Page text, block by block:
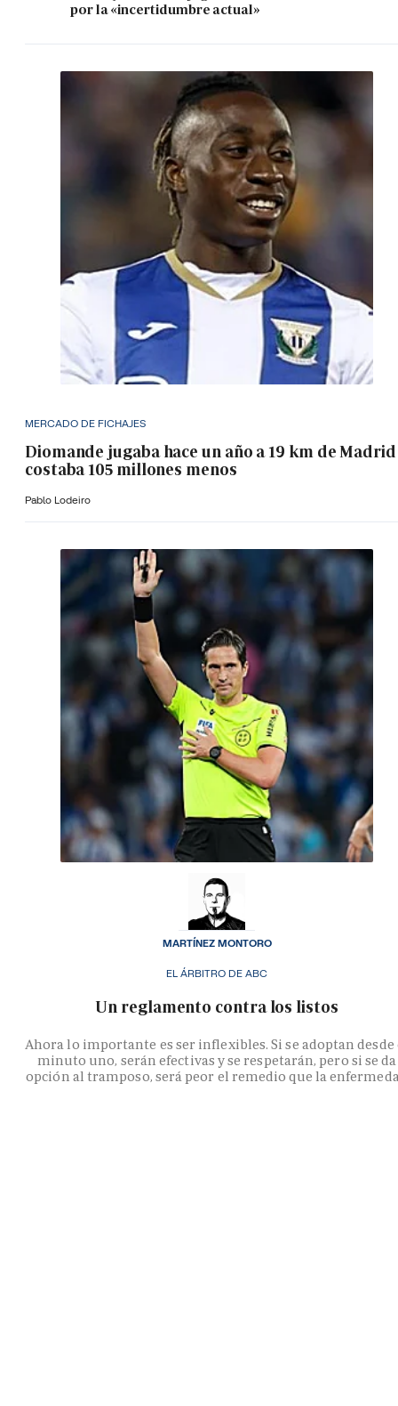
por la «incertidumbre actual»
MERCADO DE FICHAJES
Diomande jugaba hace un año a 19 km de
costaba 105 millones menos
Pablo Lodeiro
EL ÁRBITRO DE ABC
Un reglamento contra los listos
Ahora lo importante es ser inflexibles. Si se adoptan desde
minuto uno, serán efectivas y se respetarán, pero si se da
opción al tramposo, será peor el remedio que la
MARTÍNEZ MONTORO